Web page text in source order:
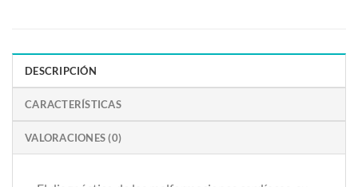
DESCRIPCIÓN
CARACTERÍSTICAS
VALORACIONES (0)